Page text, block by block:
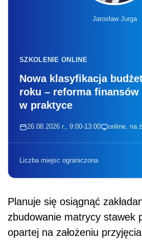
Jarosław Jurga
SZKOLENIE ONLINE
Nowa klasyfikacja
roku – reforma
w praktyce
26.08.2026 r., 9:00-13:00 online, na
Liczba miejsc ograniczona
Planuje się osiągnąć
zbudowanie matrycy stawek
opartej na założeniu